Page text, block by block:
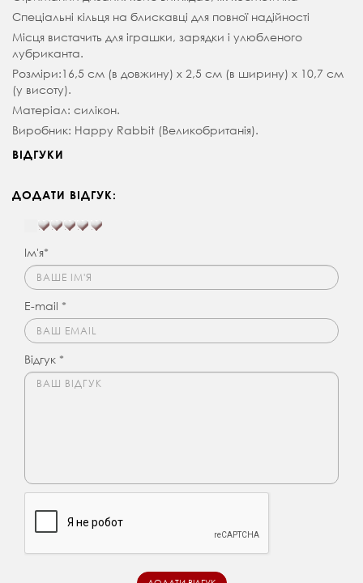
Спеціальні кільця на блискавці для повної надійності
Місця вистачить для іграшки, зарядки і улюбленого
лубриканта.
Розміри:16,5 см (в довжину) х 2,5 см (в ширину) х 10,7 см
(у висоту).
Матеріал: силікон.
Виробник: Happy Rabbit (Великобританія).
ВІДГУКИ
ДОДАТИ ВІДГУК:
Ім'я*
E-mail *
Відгук *